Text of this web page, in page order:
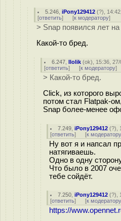
5.246 ,iPony129412 (?),
[ответить] [к модератору]
> Snap появился лет
Какой-то бред.
6.247 ,llolik (ok), 15:36,
[ответить] [к модератору]
> Какой-то бред.
Click, из которого
потом стал Flatpak-
Snap более-менее
7.249 ,iPony129412 (?),
[ответить] [к модератору
Ну вот я и напсал
натягиваешь.
Одно в одну
Что было в 2007
тебе сойдёт.
7.250 ,iPony129412 (?),
[ответить] [к модератору
https://